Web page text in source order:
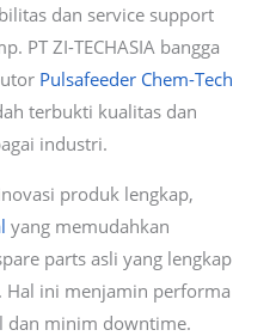
dan service support
PT ZI-TECHASIA bangga
Pulsafeeder Chem-Tech
terbukti kualitas dan
industri.
produk lengkap,
yang memudahkan
parts asli yang lengkap
Hal ini menjamin performa
dan minim downtime.